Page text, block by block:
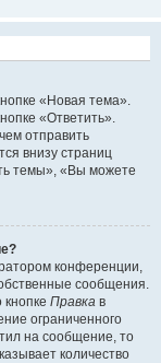
«Новая тема».
«Ответить».
отправить
внизу страниц
темы», «Вы можете
конференции,
сообщения.
Правка в
ограниченного
на сообщение, то
количество